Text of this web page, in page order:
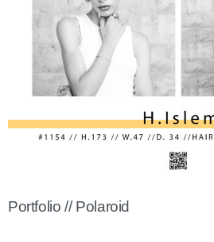
Portfolio // Polaroid